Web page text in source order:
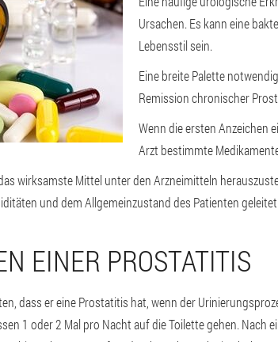
Ursachen. Es kann eine
Lebensstil sein.
Eine breite Palette
Remission chronischer
Wenn die ersten Anzeichen
Arzt bestimmte
wirksamste Mittel unter den Arzneimitteln
und dem Allgemeinzustand des Patienten
EINER PROSTATITIS
dass er eine Prostatitis hat, wenn der
1 oder 2 Mal pro Nacht auf die Toilette gehen. Nach